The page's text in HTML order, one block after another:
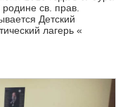
св. прав.
Детский
лагерь «